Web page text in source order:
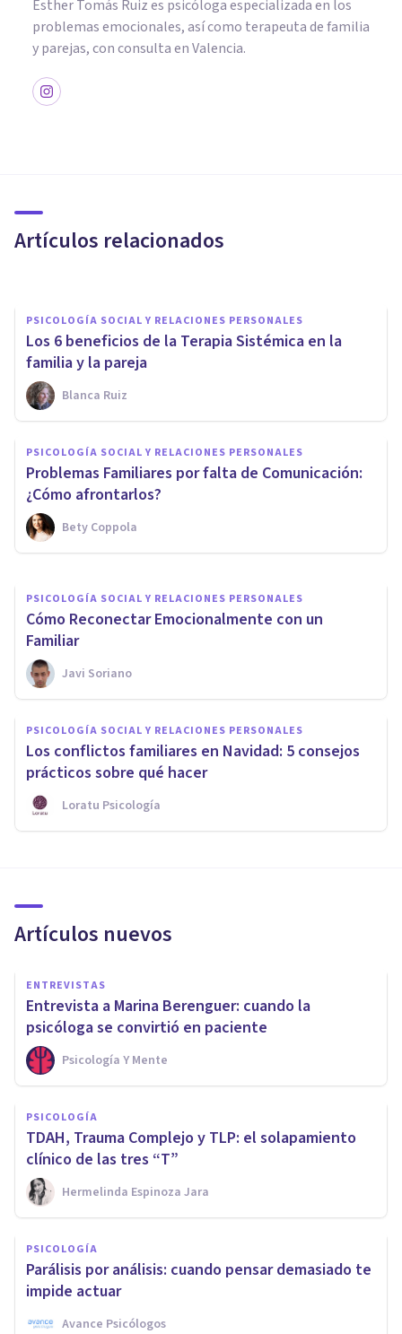
Esther Tomás Ruiz es psicóloga especializada en los
problemas emocionales, así como terapeuta de familia
y parejas, con consulta en Valencia.
Artículos relacionados
familiares
PSICOLOGÍA SOCIAL Y RELACIONES PERSONALES
Los 6 beneficios de la Terapia Sistémica en la
familia y la pareja
Blanca Ruiz
PSICOLOGÍA SOCIAL Y RELACIONES PERSONALES
Problemas Familiares por falta de Comunicación:
¿Cómo afrontarlos?
Bety Coppola
PSICOLOGÍA SOCIAL Y RELACIONES PERSONALES
¿Cómo afrontar las
expectativas que mi familia ha
puesto en mí?
Javi Soriano
PSICOLOGÍA SOCIAL Y RELACIONES PERSONALES
Cómo Reconectar Emocionalmente con un
Familiar
Javi Soriano
PSICOLOGÍA SOCIAL Y RELACIONES PERSONALES
Los conflictos familiares en Navidad: 5 consejos
prácticos sobre qué hacer
Loratu Psicología
Artículos nuevos
ENTREVISTAS
Entrevista a Marina Berenguer: cuando la
psicóloga se convirtió en paciente
Psicología Y Mente
PSICOLOGÍA
TDAH, Trauma Complejo y TLP: el solapamiento
clínico de las tres “T”
Hermelinda Espinoza Jara
PSICOLOGÍA
Parálisis por análisis: cuando pensar demasiado te
impide actuar
Avance Psicólogos